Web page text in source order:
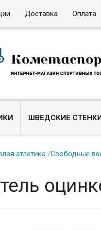
Доставка Оплата
ШВЕДСКИЕ
атлетика /Свободные